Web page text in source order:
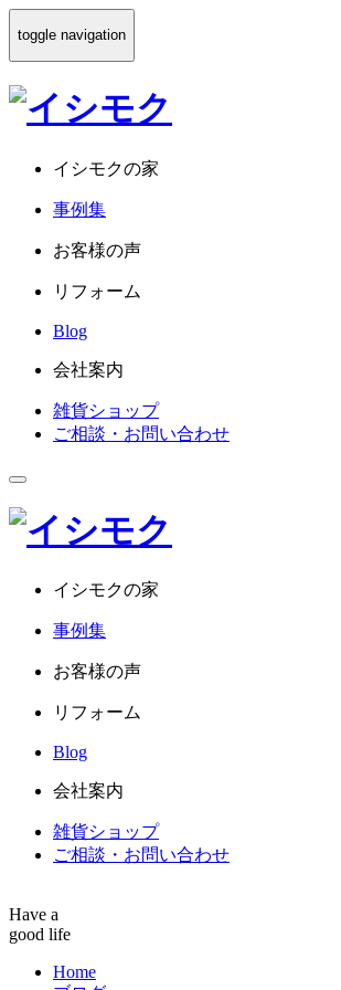
toggle navigation
イシモクの家
事例集
お客様の声
リフォーム
Blog
会社案内
雑貨ショップ
ご相談・お問い合わせ
イシモクの家
事例集
お客様の声
リフォーム
Blog
会社案内
雑貨ショップ
ご相談・お問い合わせ
Have a
good life
Home